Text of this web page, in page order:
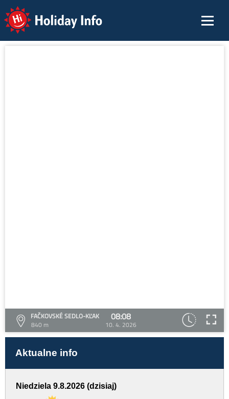
Holiday Info
FAČKOVSKÉ SEDLO-KĽAK
840 m
08:08
10. 4. 2026
Aktualne info
Niedziela 9.8.2026 (dzisiaj)